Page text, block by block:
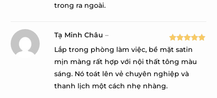
trong ra ngoài.
Được xếp
hạng5 5
sao
Tạ Minh Châu–
Lắp trong phòng làm việc, bề mặt satin
mịn màng rất hợp với nội thất tông màu
sáng. Nó toát lên vẻ chuyên nghiệp và
thanh lịch một cách nhẹ nhàng.